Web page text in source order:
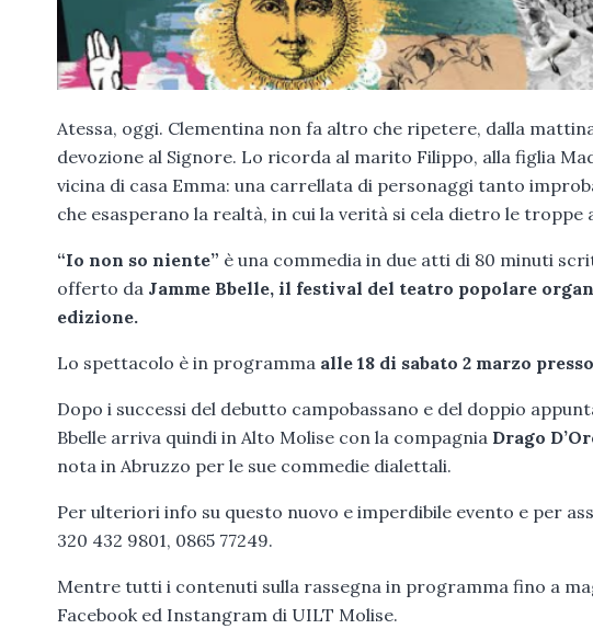
Atessa, oggi. Clementina non fa altro che ripetere, dalla
devozione al Signore. Lo ricorda al marito Filippo, alla figlia
vicina di casa Emma: una carrellata di personaggi tanto
che esasperano la realtà, in cui la verità si cela dietro le
“Io non so niente” è una commedia in due atti di 80 minuti
offerto da Jamme Bbelle, il festival del teatro popolare
edizione.
Lo spettacolo è in programma alle 18 di sabato 2 marzo
Dopo i successi del debutto campobassano e del doppio
Bbelle arriva quindi in Alto Molise con la compagnia Drago
nota in Abruzzo per le sue commedie dialettali.
Per ulteriori info su questo nuovo e imperdibile evento e per
320 432 9801, 0865 77249.
Mentre tutti i contenuti sulla rassegna in programma fino a
Facebook ed Instangram di UILT Molise.